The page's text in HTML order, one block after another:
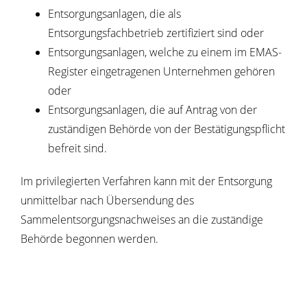
Entsorgungsanlagen, die als
Entsorgungsfachbetrieb zertifiziert sind oder
Entsorgungsanlagen, welche zu einem im EMAS-
Register eingetragenen Unternehmen gehören
oder
Entsorgungsanlagen, die auf Antrag von der
zuständigen Behörde von der Bestätigungspflicht
befreit sind.
Im privilegierten Verfahren kann mit der Entsorgung
unmittelbar nach Übersendung des
Sammelentsorgungsnachweises an die zuständige
Behörde begonnen werden.